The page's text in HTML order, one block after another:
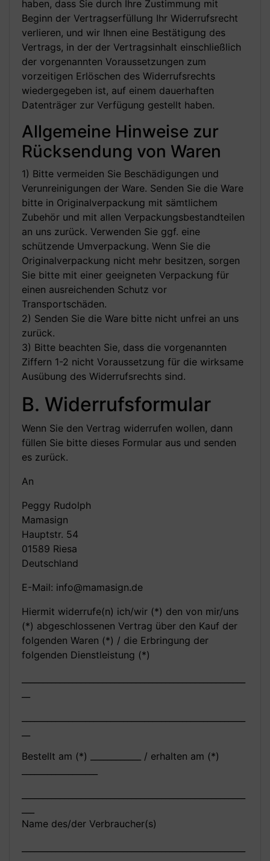
haben, dass Sie durch Ihre Zustimmung mit
Beginn der Vertragserfüllung Ihr Widerrufsrecht
verlieren, und wir Ihnen eine Bestätigung des
Vertrags, in der der Vertragsinhalt einschließlich
der vorgenannten Voraussetzungen zum
vorzeitigen Erlöschen des Widerrufsrechts
wiedergegeben ist, auf einem dauerhaften
Datenträger zur Verfügung gestellt haben.
Allgemeine Hinweise zur
Rücksendung von Waren
1) Bitte vermeiden Sie Beschädigungen und
Verunreinigungen der Ware. Senden Sie die Ware
bitte in Originalverpackung mit sämtlichem
Zubehör und mit allen Verpackungsbestandteilen
an uns zurück. Verwenden Sie ggf. eine
schützende Umverpackung. Wenn Sie die
Originalverpackung nicht mehr besitzen, sorgen
Sie bitte mit einer geeigneten Verpackung für
einen ausreichenden Schutz vor
Transportschäden.
2) Senden Sie die Ware bitte nicht unfrei an uns
zurück.
3) Bitte beachten Sie, dass die vorgenannten
Ziffern 1-2 nicht Voraussetzung für die wirksame
Ausübung des Widerrufsrechts sind.
B. Widerrufsformular
Wenn Sie den Vertrag widerrufen wollen, dann
füllen Sie bitte dieses Formular aus und senden
es zurück.
An
Peggy Rudolph
Mamasign
Hauptstr. 54
01589 Riesa
Deutschland
E-Mail: info@mamasign.de
Hiermit widerrufe(n) ich/wir (*) den von mir/uns
(*) abgeschlossenen Vertrag über den Kauf der
folgenden Waren (*) / die Erbringung der
folgenden Dienstleistung (*)
Bestellt am (*) ____________ / erhalten am (*)
Name des/der Verbraucher(s)